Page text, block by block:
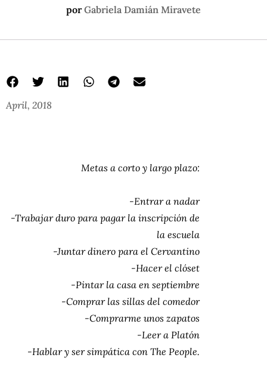
porGabriela Damián Miravete
April, 2018
Metas a corto y largo plazo:
-Entrar a nadar
-Trabajar duro para pagar la inscripción de
la escuela
-Juntar dinero para el Cervantino
-Hacer el clóset
-Pintar la casa en septiembre
-Comprar las sillas del comedor
-Comprarme unos zapatos
-Leer a Platón
-Hablar y ser simpática con The People.